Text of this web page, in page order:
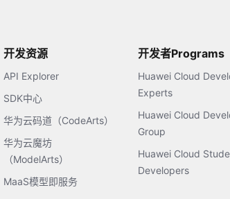
开发资源
API Explorer
SDK中心
华为云码道（CodeArts）
华为云魔坊
（ModelArts）
MaaS模型即服务
开发者Programs
Huawei Cloud
Experts
Huawei Cloud
Group
Huawei Cloud
Developers